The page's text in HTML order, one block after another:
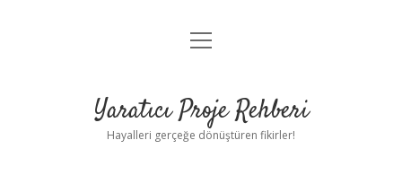
Anasayfa
Yasal Uyarı
menüyü
Yaratıcı Proje Rehberi
Hayalleri gerçeğe dönüştüren fikirler!